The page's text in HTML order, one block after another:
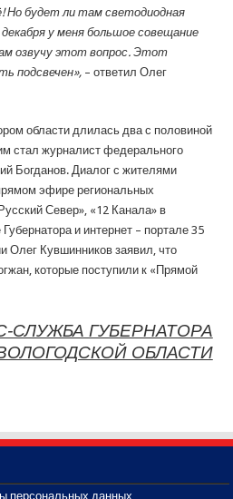
Но будет ли там светодиодная
у меня большое совещание
озвучу этот вопрос. Этот
подсвечен», – ответил Олег
области длилась два с половиной
стал журналист федерального
Богданов. Диалог с жителями
эфире региональных
Север», «12 Канала» в
и интернет – портале 35
Олег Кувшинников заявил, что
которые поступили к «Прямой
СЛУЖБА ГУБЕРНАТОРА
ОБЛАСТИ
персональных данных